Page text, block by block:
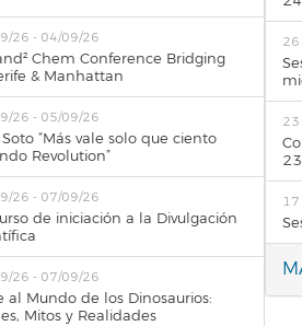
26 - 04/09/26
Chem Conference Bridging
& Manhattan
26 - 05/09/26
“Más vale solo que ciento
Revolution”
26 - 07/09/26
de iniciación a la Divulgación
26 - 07/09/26
al Mundo de los Dinosaurios:
Mitos y Realidades
26
23
17